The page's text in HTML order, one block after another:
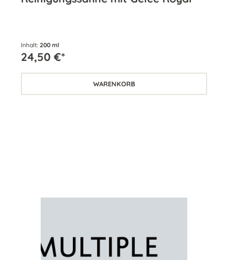
Inhalt: 200 ml
24,50 €*
WARENKORB